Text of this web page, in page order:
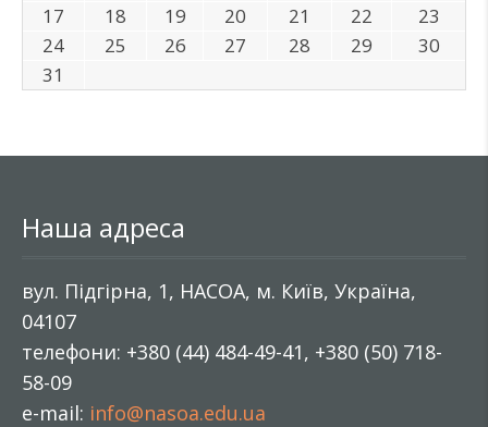
17
18 19 20 21 22
23
24
25 26 27 28 29
30
31
Наша адреса
вул. Підгірна, 1, НАСОА, м. Київ, Україна,
04107
телефони: +380 (44) 484-49-41, +380 (50) 718-
58-09
e-mail: info@nasoa.edu.ua